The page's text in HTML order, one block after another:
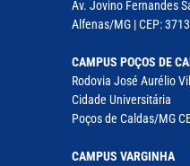
Av. Jovino Fernandes
Alfenas/MG | CEP:
CAMPUS POÇOS DE
Rodovia José Aurélio
Cidade Universitária
Poços de Caldas/MG
CAMPUS VARGINHA